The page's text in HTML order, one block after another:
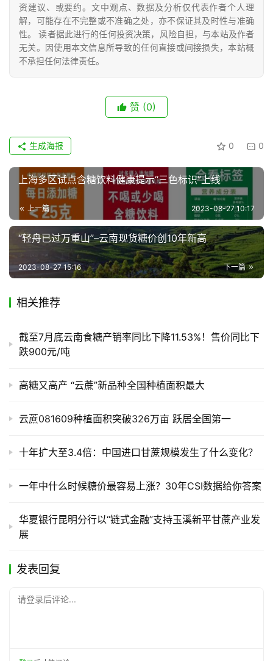
资建议、或要约。文中观点、数据及分析仅代表作者个人理
解，可能存在不完整或不准确之处，亦不保证其及时性与准确
性。 读者据此进行的任何投资决策，风险自担，与本站及作者
无关。因使用本文信息所导致的任何直接或间接损失，本站概
不承担任何法律责任。
赞 (0)
0 0
生成海报
上海多区试点含糖饮料健康提示“三色标识”上线
上一篇 2023-08-27 10:17
“轻舟已过万重山”–云南现货糖价创10年新高
下一篇
2023-08-27 15:16
相关推荐
截至7月底云南食糖产销率同比下降11.53%！售价同比下
跌900元/吨
高糖又高产 “云蔗”新品种全国种植面积最大
云蔗081609种植面积突破326万亩 跃居全国第一
十年扩大至3.4倍：中国进口甘蔗规模发生了什么变化？
一年中什么时候糖价最容易上涨？30年CSI数据给你答案
华夏银行昆明分行以“链式金融”支持玉溪新平甘蔗产业发
展
发表回复
请登录后评论...